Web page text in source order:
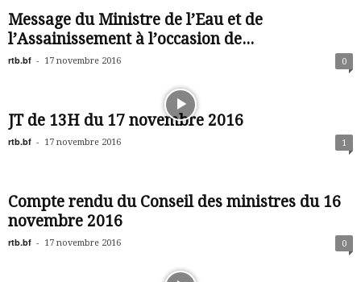
Message du Ministre de l’Eau et de
l’Assainissement à l’occasion de...
rtb.bf - 17 novembre 2016 0
JT de 13H du 17 novembre 2016
rtb.bf - 17 novembre 2016 1
Compte rendu du Conseil des ministres du 16
novembre 2016
rtb.bf - 17 novembre 2016 0